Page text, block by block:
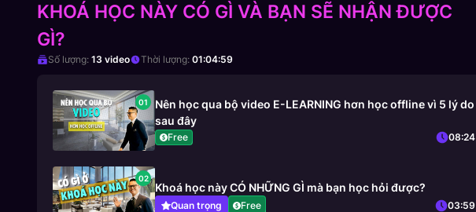
KHOÁ HỌC NÀY CÓ GÌ VÀ BẠN SẼ NHẬN ĐƯỢC
GÌ?
Số lượng: 13 video Thời lượng: 01:04:59
01
Nên học qua bộ video E-LEARNING hơn học offline vì 5 lý do
sau đây
Free 08:24
02
Khoá học này CÓ NHỮNG GÌ mà bạn học hỏi được?
Quan trọng Free 03:59